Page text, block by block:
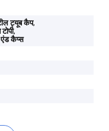
ट्यूब कैप,
,
एंड कैप्स